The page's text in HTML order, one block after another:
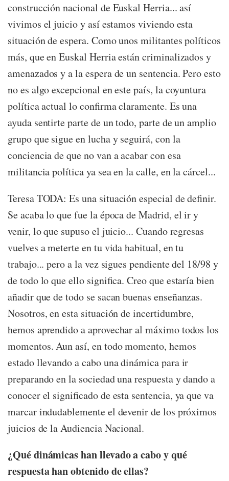
construcción nacional de Euskal Herria... así
vivimos el juicio y así estamos viviendo esta
situación de espera. Como unos militantes políticos
más, que en Euskal Herria están criminalizados y
amenazados y a la espera de un sentencia. Pero esto
no es algo excepcional en este país, la coyuntura
política actual lo confirma claramente. Es una
ayuda sentirte parte de un todo, parte de un amplio
grupo que sigue en lucha y seguirá, con la
conciencia de que no van a acabar con esa
militancia política ya sea en la calle, en la cárcel...
Teresa TODA: Es una situación especial de definir.
Se acaba lo que fue la época de Madrid, el ir y
venir, lo que supuso el juicio... Cuando regresas
vuelves a meterte en tu vida habitual, en tu
trabajo... pero a la vez sigues pendiente del 18/98 y
de todo lo que ello significa. Creo que estaría bien
añadir que de todo se sacan buenas enseñanzas.
Nosotros, en esta situación de incertidumbre,
hemos aprendido a aprovechar al máximo todos los
momentos. Aun así, en todo momento, hemos
estado llevando a cabo una dinámica para ir
preparando en la sociedad una respuesta y dando a
conocer el significado de esta sentencia, ya que va
marcar indudablemente el devenir de los próximos
juicios de la Audiencia Nacional.
¿Qué dinámicas han llevado a cabo y qué
respuesta han obtenido de ellas?